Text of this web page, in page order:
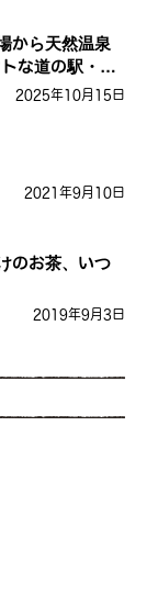
から天然温泉
な道の駅・お
2025年10月15日
2021年9月10日
のお茶、いつ
2019年9月3日